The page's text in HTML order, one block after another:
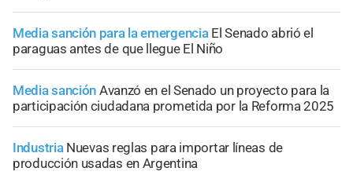
Media sanción para la emergencia El Senado abrió el
paraguas antes de que llegue El Niño
Media sanción Avanzó en el Senado un proyecto para la
participación ciudadana prometida por la Reforma 2025
Industria Nuevas reglas para importar líneas de
producción usadas en Argentina